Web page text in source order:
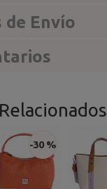
de Envío
-30 %